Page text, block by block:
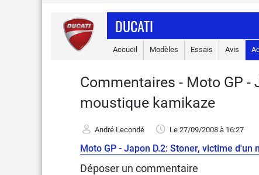
DUCATI
Accueil Modèles Essais Avis
Commentaires - Moto GP -
moustique kamikaze
André Lecondé Le 27/09/2008 à 16:27
Moto GP - Japon D.2: Stoner, victime d'un
Déposer un commentaire